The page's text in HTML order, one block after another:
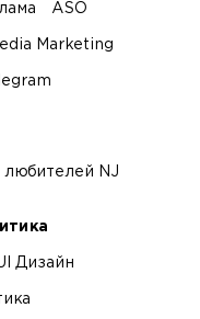
ASO
Marketing
любителей NJ
Дизайн